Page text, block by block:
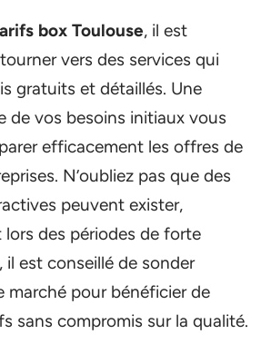
box Toulouse, il est
vers des services qui
gratuits et détaillés. Une
de vos besoins initiaux vous
efficacement les offres de
N’oubliez pas que des
peuvent exister,
des périodes de forte
il est conseillé de sonder
marché pour bénéficier de
sans compromis sur la qualité.